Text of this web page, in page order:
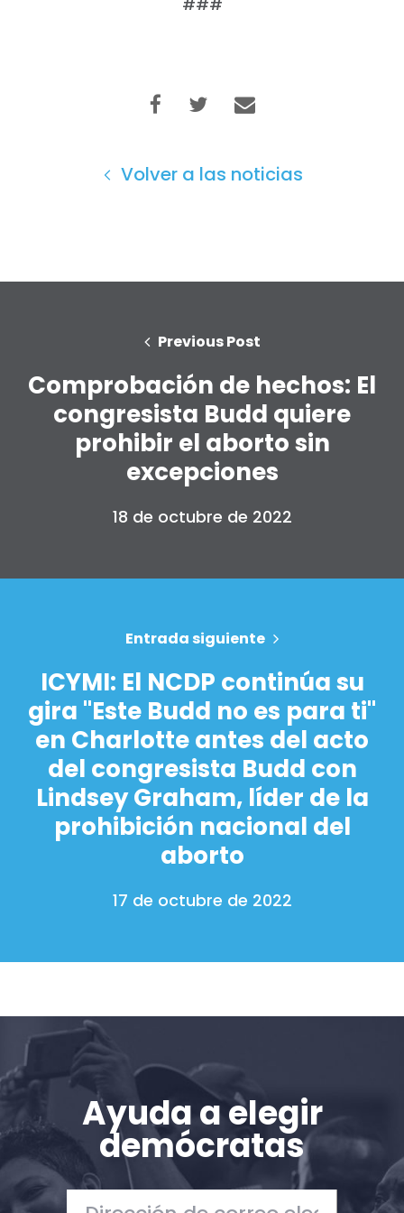
Trabaja con nosotros
Acción
###
Volver a las noticias
Previous Post
Comprobación de hechos: El
congresista Budd quiere
prohibir el aborto sin
excepciones
18 de octubre de 2022
Entrada siguiente
ICYMI: El NCDP continúa su
gira "Este Budd no es para ti"
en Charlotte antes del acto
del congresista Budd con
Lindsey Graham, líder de la
prohibición nacional del
aborto
17 de octubre de 2022
Ayuda a elegir
demócratas